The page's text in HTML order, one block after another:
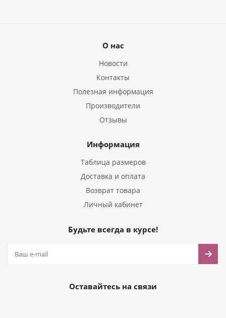
О нас
Новости
Контакты
Полезная информация
Производители
Отзывы
Информация
Таблица размеров
Доставка и оплата
Возврат товара
Личный кабинет
Будьте всегда в курсе!
Оставайтесь на связи